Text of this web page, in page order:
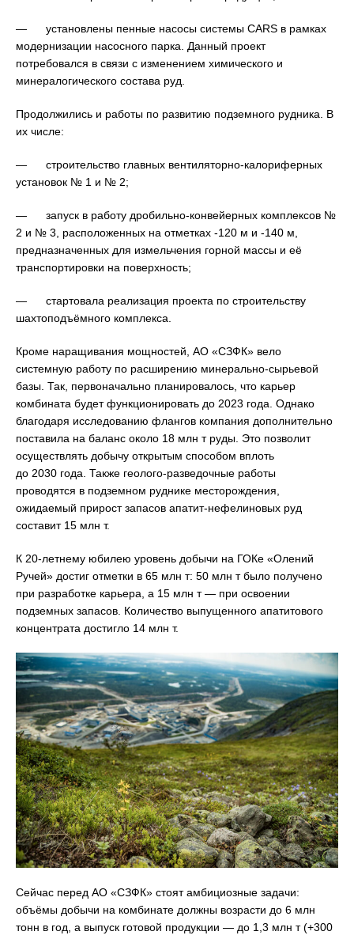
— установлены пенные насосы системы CARS в рамках
модернизации насосного парка. Данный проект
потребовался в связи с изменением химического и
минералогического состава руд.
Продолжились и работы по развитию подземного рудника. В
их числе:
— строительство главных вентиляторно-калориферных
установок № 1 и № 2;
— запуск в работу дробильно-конвейерных комплексов №
2 и № 3, расположенных на отметках -120 м и -140 м,
предназначенных для измельчения горной массы и её
транспортировки на поверхность;
— стартовала реализация проекта по строительству
шахтоподъёмного комплекса.
Кроме наращивания мощностей, АО «СЗФК» вело
системную работу по расширению минерально-сырьевой
базы. Так, первоначально планировалось, что карьер
комбината будет функционировать до 2023 года. Однако
благодаря исследованию флангов компания дополнительно
поставила на баланс около 18 млн т руды. Это позволит
осуществлять добычу открытым способом вплоть
до 2030 года. Также геолого-разведочные работы
проводятся в подземном руднике месторождения,
ожидаемый прирост запасов апатит-нефелиновых руд
составит 15 млн т.
К 20-летнему юбилею уровень добычи на ГОКе «Олений
Ручей» достиг отметки в 65 млн т: 50 млн т было получено
при разработке карьера, а 15 млн т — при освоении
подземных запасов. Количество выпущенного апатитового
концентрата достигло 14 млн т.
Сейчас перед АО «СЗФК» стоят амбициозные задачи:
объёмы добычи на комбинате должны возрасти до 6 млн
тонн в год, а выпуск готовой продукции — до 1,3 млн т (+300